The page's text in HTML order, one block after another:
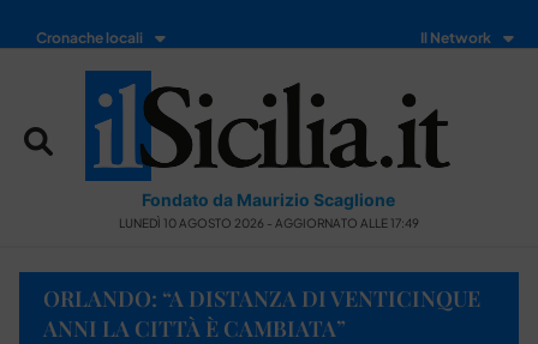
Cronache locali Il Network
Fondato da Maurizio Scaglione
LUNEDÌ 10 AGOSTO 2026 - AGGIORNATO ALLE 17:49
ORLANDO: “A DISTANZA DI VENTICINQUE
ANNI LA CITTÀ È CAMBIATA”